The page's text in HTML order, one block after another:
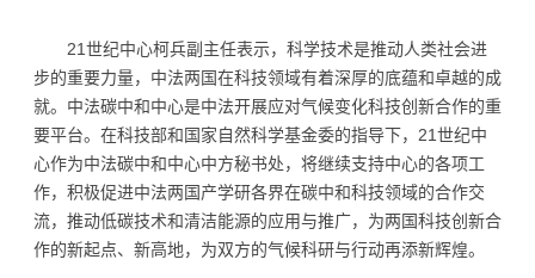
21世纪中心柯兵副主任表示，科学技术是推动人类社会进
步的重要力量，中法两国在科技领域有着深厚的底蕴和卓越的成
就。中法碳中和中心是中法开展应对气候变化科技创新合作的重
要平台。在科技部和国家自然科学基金委的指导下，21世纪中
心作为中法碳中和中心中方秘书处，将继续支持中心的各项工
作，积极促进中法两国产学研各界在碳中和科技领域的合作交
流，推动低碳技术和清洁能源的应用与推广，为两国科技创新合
作的新起点、新高地，为双方的气候科研与行动再添新辉煌。